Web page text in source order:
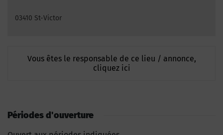
03410 St-Victor
Vous êtes le responsable de ce lieu / annonce,
cliquez ici
Périodes d'ouverture